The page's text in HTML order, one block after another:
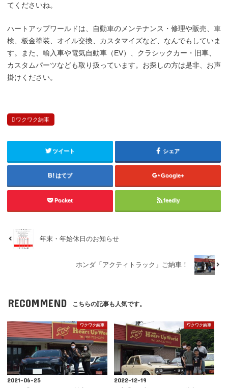
てくださいね。
ハートアップワールドは、自動車のメンテナンス・修理や販売、車
検、板金塗装、オイル交換、カスタマイズなど、なんでもしていま
す。また、輸入車や電気自動車（EV）、クラシックカー・旧車、
カスタムパーツなども取り扱っています。お探しの方は是非、お声
掛けください。
ワクワク納車
ツイート シェア
はてブ Google+
Pocket feedly
年末・年始休日のお知らせ
ホンダ「アクティトラック」ご納車！
RECOMMEND こちらの記事も人気です。
ワクワク納車
2021-06-25
ワクワク納車
2022-12-19